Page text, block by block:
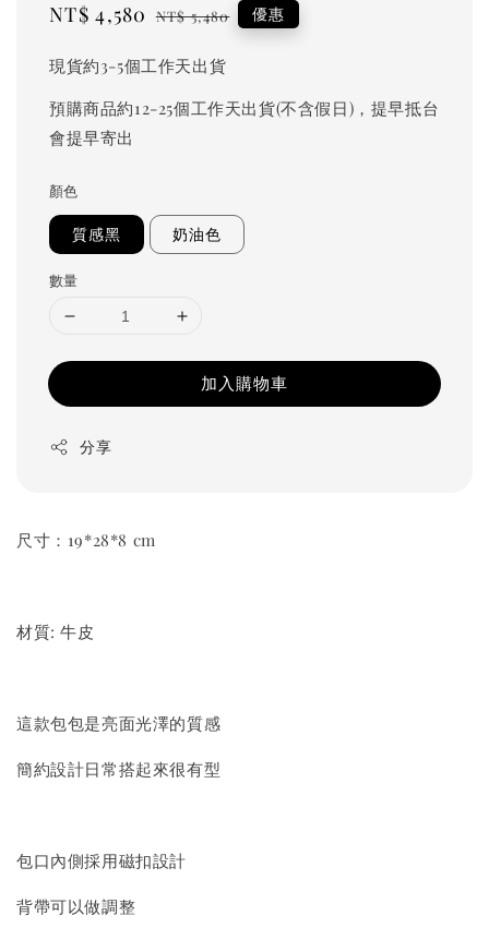
Sale
NT$ 4,580 Regular
NT$ 5,480 優惠
現貨約3-5個工作天出貨
預購商品約12-25個工作天出貨(不含假日)，提早抵台
會提早寄出
顏色
質感黑 奶油色
數量
加入購物車
分享
尺寸：19*28*8 cm
材質: 牛皮
這款包包是亮面光澤的質感
簡約設計日常搭起來很有型
包口內側採用磁扣設計
背帶可以做調整